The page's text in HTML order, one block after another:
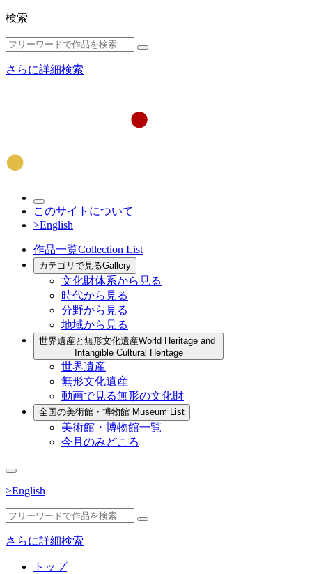
検索
さらに詳細検索
このサイトについて
>English
作品一覧Collection List
カテゴリで見るGallery
文化財体系から見る
時代から見る
分野から見る
地域から見る
世界遺産と無形文化遺産World Heritage and
Intangible Cultural Heritage
世界遺産
無形文化遺産
動画で見る無形の文化財
全国の美術館・博物館 Museum List
美術館・博物館一覧
今月のみどころ
>English
さらに詳細検索
トップ